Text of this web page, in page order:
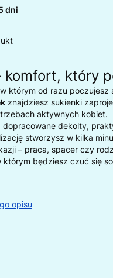
dni
komfort, który
którym od razu poczujesz
znajdziesz sukienki
aktywnych kobiet.
dopracowane dekolty,
stworzysz w kilka
– praca, spacer czy
którym będziesz czuć się
opisu